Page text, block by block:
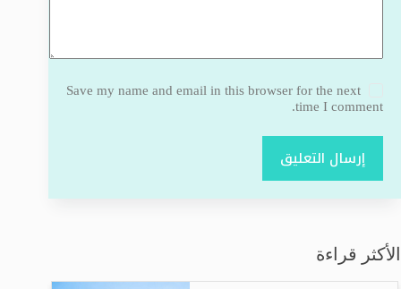
Save my name and email in this browser for the next
time I comment.
إرسال التعليق
الأكثر قراءة